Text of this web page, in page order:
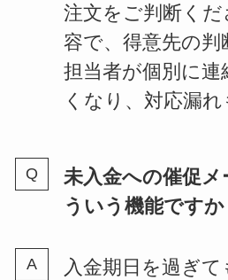
注文をご判断く
容で、得意先の判
担当者が個別に連
くなり、対応漏れ
未入金への催促
ういう機能ですか
入金期日を過ぎ